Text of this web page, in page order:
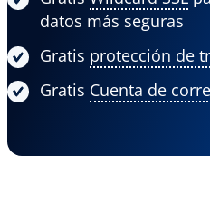
datos más seguras
Gratis protección de
Gratis Cuenta de